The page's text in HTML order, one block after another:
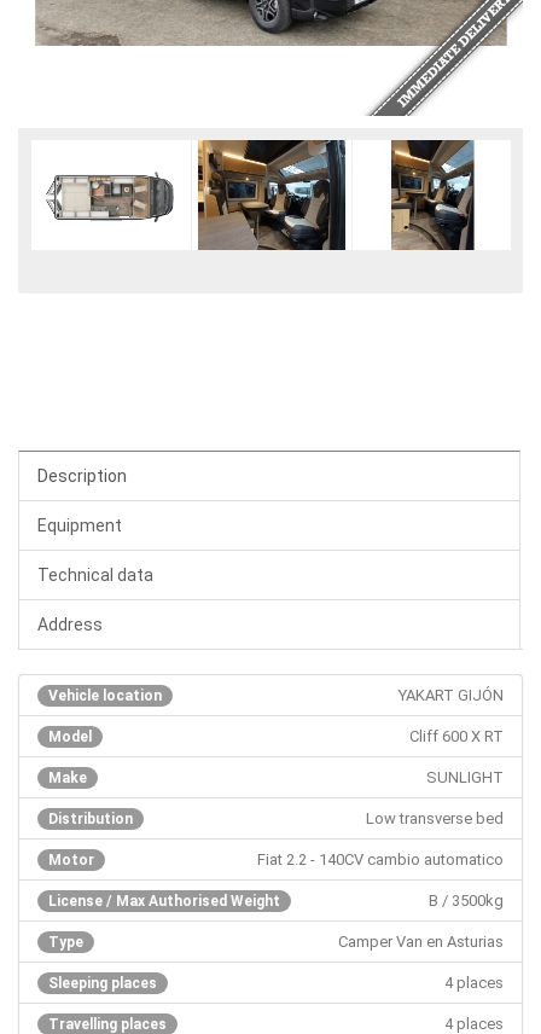
Description
Equipment
Technical data
Address
Vehicle location YAKART GIJÓN
Model Cliff 600 X RT
Make SUNLIGHT
Distribution Low transverse bed
Motor Fiat 2.2 - 140CV cambio automatico
License / Max Authorised Weight B / 3500kg
Type Camper Van en Asturias
Sleeping places 4 places
Travelling places 4 places